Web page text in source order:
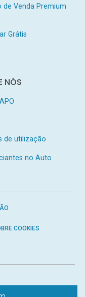
de Venda Premium
Grátis
NÓS
de utilização
no Auto
COOKIES